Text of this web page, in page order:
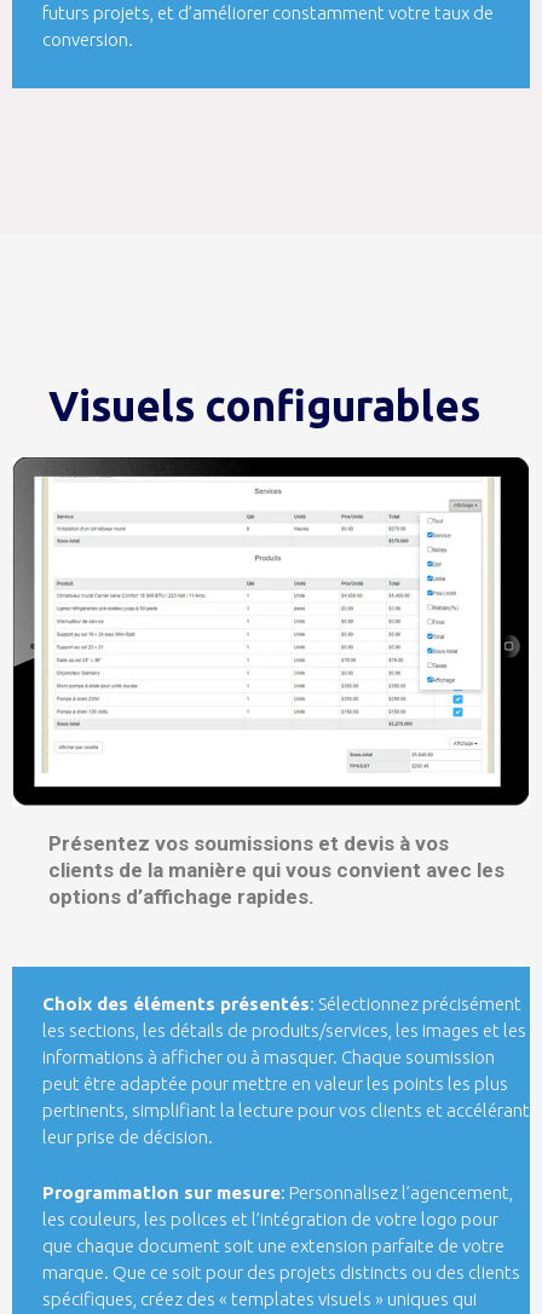
futurs projets, et d’améliorer constamment votre taux de
conversion.
Visuels configurables
Présentez vos soumissions et devis à vos
clients de la manière qui vous convient avec les
options d’affichage rapides.
Choix des éléments présentés: Sélectionnez précisément
les sections, les détails de produits/services, les images et les
informations à afficher ou à masquer. Chaque soumission
peut être adaptée pour mettre en valeur les points les plus
pertinents, simplifiant la lecture pour vos clients et accélérant
leur prise de décision.
Programmation sur mesure: Personnalisez l’agencement,
les couleurs, les polices et l’intégration de votre logo pour
que chaque document soit une extension parfaite de votre
marque. Que ce soit pour des projets distincts ou des clients
spécifiques, créez des « templates visuels » uniques qui